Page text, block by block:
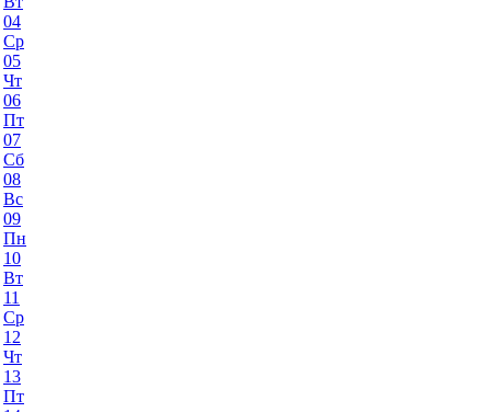
04
Ср
05
Чт
06
Пт
07
Сб
08
Вс
09
Пн
10
Вт
11
Ср
12
Чт
13
Пт